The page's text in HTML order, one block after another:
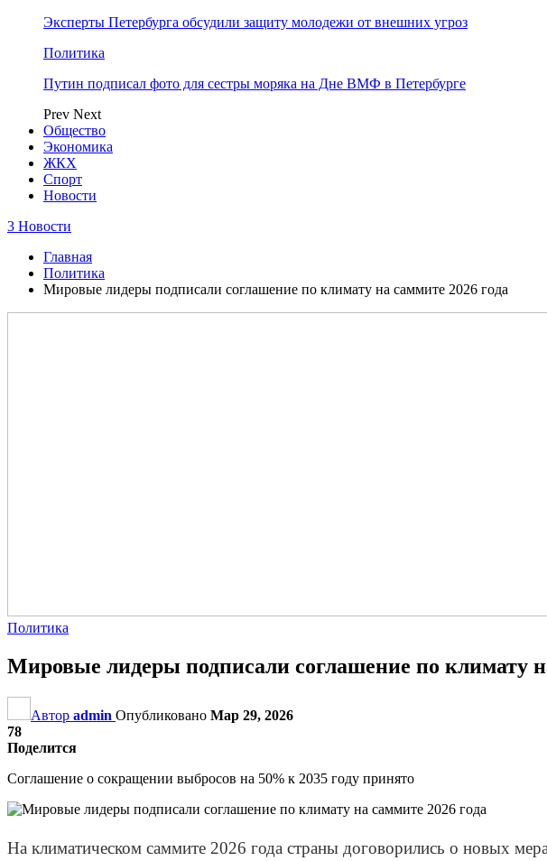
Эксперты Петербурга обсудили защиту молодежи от внешних угроз
Политика
Путин подписал фото для сестры моряка на Дне ВМФ в Петербурге
Prev Next
Общество
Экономика
ЖКХ
Спорт
Новости
3 Новости
Главная
Политика
Мировые лидеры подписали соглашение по климату на саммите 2026 года
Политика
Мировые лидеры подписали соглашение по климату
Автор admin Опубликовано Мар 29, 2026
78
Поделится
Соглашение о сокращении выбросов на 50% к 2035 году принято
На климатическом саммите 2026 года страны договорились о новых